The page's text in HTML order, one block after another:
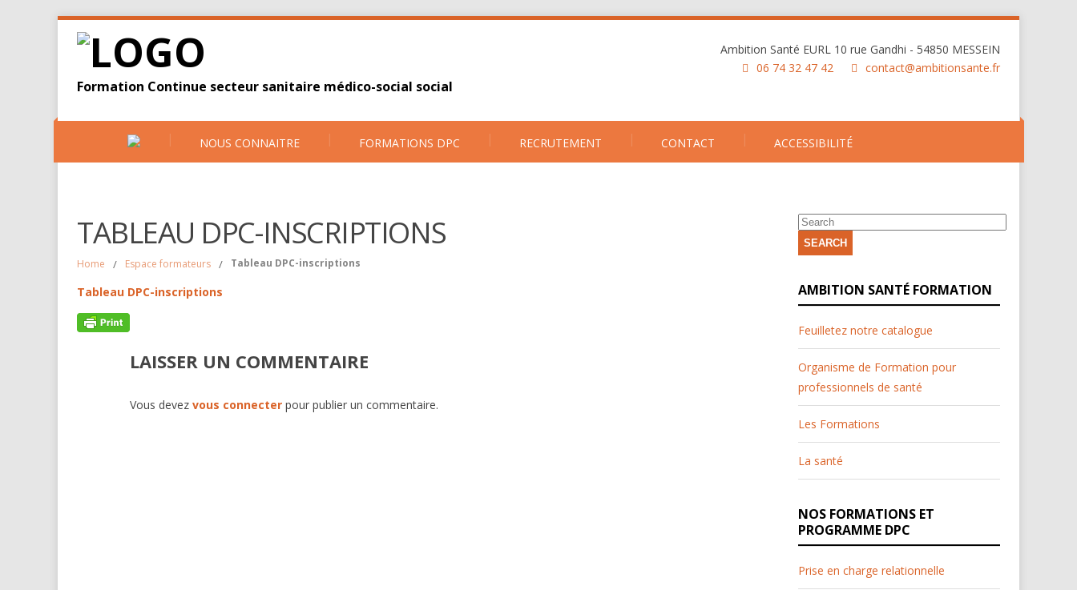
Formation Continue secteur sanitaire médico-social social
Ambition Santé EURL 10 rue Gandhi - 54850 MESSEIN
06 74 32 47 42
contact@ambitionsante.fr
NOUS CONNAITRE FORMATIONS DPC RECRUTEMENT CONTACT ACCESSIBILITÉ
TABLEAU DPC-INSCRIPTIONS
Home / Espace formateurs / Tableau DPC-inscriptions
Tableau DPC-inscriptions
LAISSER UN COMMENTAIRE
Vous devez vous connecter pour publier un commentaire.
SEARCH
AMBITION SANTÉ FORMATION
Feuilletez notre catalogue
Organisme de Formation pour
professionnels de santé
Les Formations
La santé
NOS FORMATIONS ET
PROGRAMME DPC
Prise en charge relationnelle